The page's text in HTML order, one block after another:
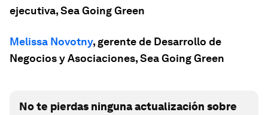
ejecutiva, Sea Going Green
Melissa Novotny, gerente de Desarrollo de
Negocios y Asociaciones, Sea Going Green
No te pierdas ninguna actualización sobre